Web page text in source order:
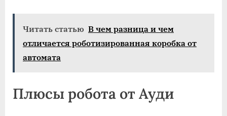
Читать статью В чем разница и чем
отличается роботизированная коробка от
автомата
Плюсы робота от Ауди